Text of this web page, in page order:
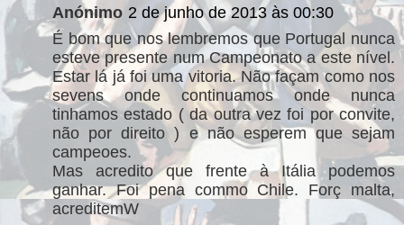
Anónimo 2 de junho de 2013 às 00:30
É bom que nos lembremos que Portugal nunca
esteve presente num Campeonato a este nível.
Estar lá já foi uma vitoria. Não façam como nos
sevens onde continuamos onde nunca
tinhamos estado ( da outra vez foi por convite,
não por direito ) e não esperem que sejam
campeoes.
Mas acredito que frente à Itália podemos
ganhar. Foi pena commo Chile. Forç malta,
acreditemW